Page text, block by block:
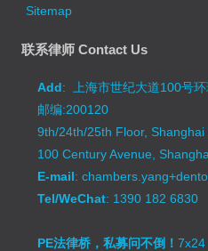
Sitemap
联系律师 Contact Us
Add: 上海市世纪大道100号
邮编:200120
9th/24th/25th Floor, Shanghai
100 Century Avenue,
E-mail:
Tel/WeChat: 1390 182 6830
PE法律桥，私募问不倒！7x24